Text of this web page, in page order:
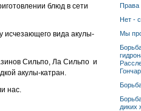
блюд в сети
исчезающего вида акулы-
Сильпо, Ла Сильпо и
акулы-катран.
нас.
Права
Нет -
Мы
диких